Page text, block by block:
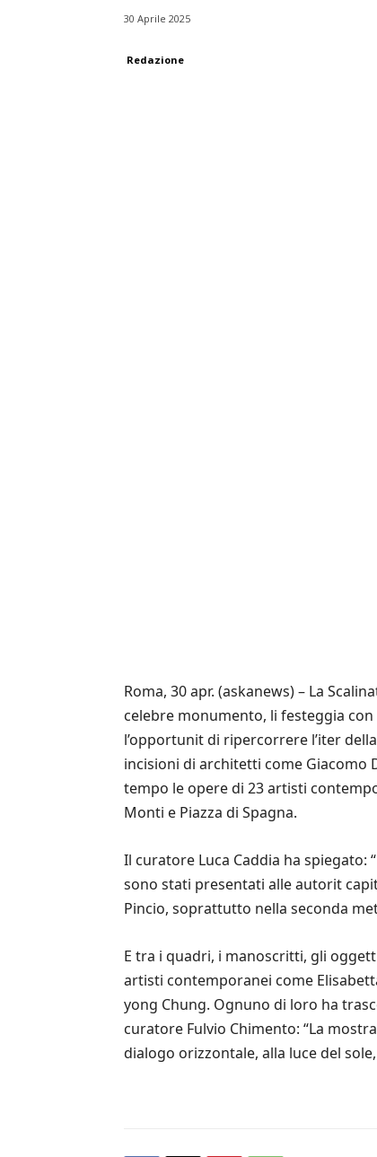
30 Aprile 2025
Redazione
Roma, 30 apr. (askanews) – La
celebre monumento, li festeggia con
l’opportunit di ripercorrere l’iter
incisioni di architetti come Giacomo
tempo le opere di 23 artisti
Monti e Piazza di Spagna.
Il curatore Luca Caddia ha spiegato:
sono stati presentati alle autorit
Pincio, soprattutto nella seconda
E tra i quadri, i manoscritti, gli
artisti contemporanei come
yong Chung. Ognuno di loro ha
curatore Fulvio Chimento: “La
dialogo orizzontale, alla luce del